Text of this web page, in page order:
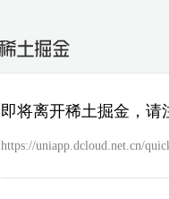
即将离开稀土掘金，请
https://uniapp.dcloud.net.cn/